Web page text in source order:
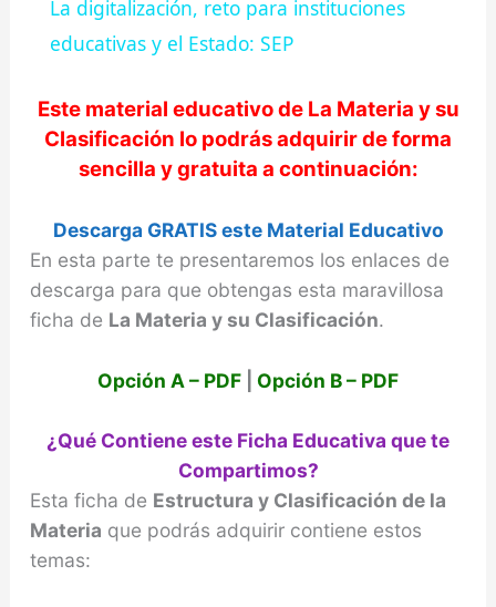
a
y
V
i
d
e
o
La digitalización, reto para instituciones
educativas y el Estado: SEP
Este material educativo de La Materia y su
Clasificación lo podrás adquirir de forma
sencilla y gratuita a continuación:
Descarga GRATIS este Material Educativo
En esta parte te presentaremos los enlaces de
descarga para que obtengas esta maravillosa
ficha de La Materia y su Clasificación.
Opción A – PDF Opción B – PDF
¿Qué Contiene este Ficha Educativa que te
Compartimos?
Esta ficha de Estructura y Clasificación de la
Materia que podrás adquirir contiene estos
temas: